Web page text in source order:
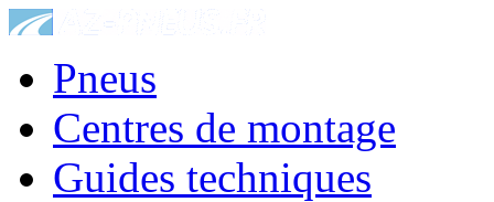
Pneus
Centres de montage
Guides techniques